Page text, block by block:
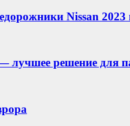
Nissan
лучшее решение для